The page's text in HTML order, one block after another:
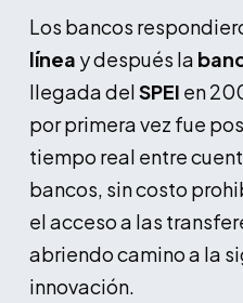
Los bancos
línea y después la
llegada delSPEI en
por primera vez fue
tiempo real entre
bancos, sin costo
el acceso a las
abriendo camino a la
innovación.